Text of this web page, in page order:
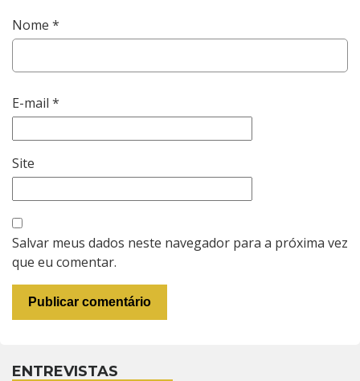
Nome *
E-mail *
Site
Salvar meus dados neste navegador para a próxima vez
que eu comentar.
ENTREVISTAS